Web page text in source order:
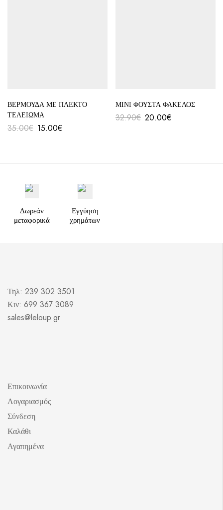
ΒΕΡΜΟΥΔΑ ΜΕ ΠΛΕΚΤΟ
ΤΕΛΕΙΩΜΑ
35.00€ 15.00€
ΜΙΝΙ ΦΟΥΣΤΑ ΦΑΚΕΛΟΣ
32.90€ 20.00€
Δωρεάν
μεταφορικά
Εγγύηση
χρημάτων
Τηλ: 239 302 3501
Κιν: 699 367 3089
sales@leloup.gr
Επικοινωνία
Λογαριασμός
Σύνδεση
Καλάθι
Αγαπημένα